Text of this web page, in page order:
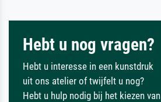
Hebt u nog vragen?
Hebt u interesse in een kunstdruk
uit ons atelier of twijfelt u nog?
Hebt u hulp nodig bij het kiezen van